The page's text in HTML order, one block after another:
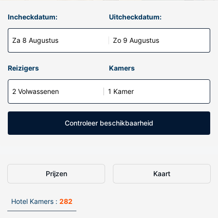
Incheckdatum:
Za 8 Augustus
Uitcheckdatum:
Zo 9 Augustus
Reizigers Kamers
2 Volwassenen 1 Kamer
Controleer beschikbaarheid
Prijzen Kaart
Hotel Kamers : 282